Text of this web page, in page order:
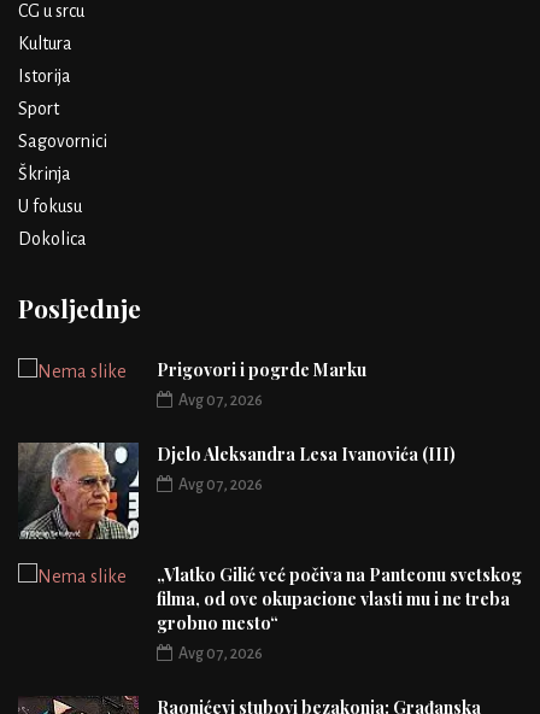
CG u srcu
Kultura
Istorija
Sport
Sagovornici
Škrinja
U fokusu
Dokolica
Posljednje
Prigovori i pogrde Marku
Avg 07, 2026
Djelo Aleksandra Lesa Ivanovića (III)
Avg 07, 2026
„Vlatko Gilić već počiva na Panteonu svetskog
filma, od ove okupacione vlasti mu i ne treba
grobno mesto“
Avg 07, 2026
Raonićevi stubovi bezakonja: Građanska